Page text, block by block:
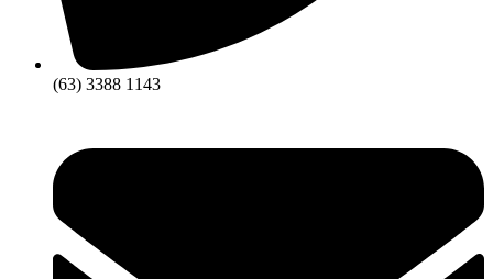
(63) 3388 1143